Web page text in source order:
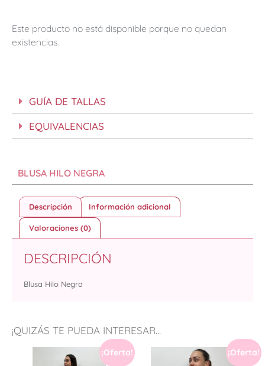
Este producto no está disponible porque no quedan
existencias.
GUÍA DE TALLAS
EQUIVALENCIAS
¡QUIZÁS TE PUEDA INTERESAR...
¡Oferta! ¡Oferta!
BLUSA HILO NEGRA
Descripción Información adicional
Valoraciones (0)
DESCRIPCIÓN
Blusa Hilo Negra